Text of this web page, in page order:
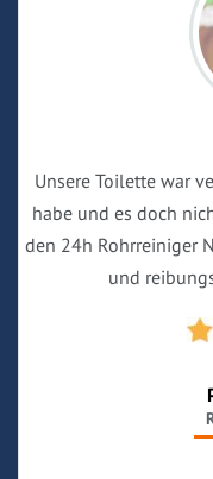
Unsere Toilette war
habe und es doch
den 24h Rohrreiniger
und